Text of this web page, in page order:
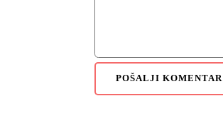
POŠALJI KOMENTAR